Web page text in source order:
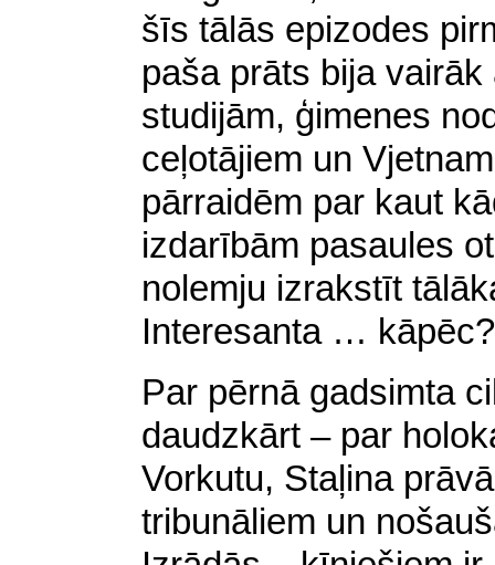
šīs tālās epizodes
paša prāts bija
studijām, ģimenes
ceļotājiem un
pārraidēm par kaut
izdarībām pasaules
nolemju izrakstīt
Interesanta … kāpēc?
Par pērnā gadsimta
daudzkārt – par
Vorkutu, Staļina
tribunāliem un